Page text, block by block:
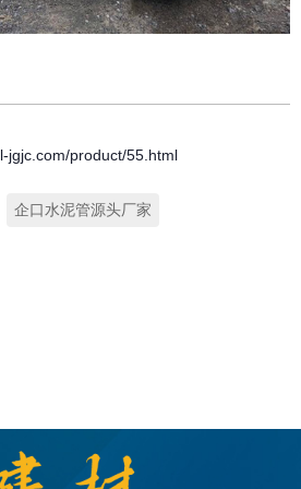
jgjc.com/product/55.html
企口水泥管源头厂家